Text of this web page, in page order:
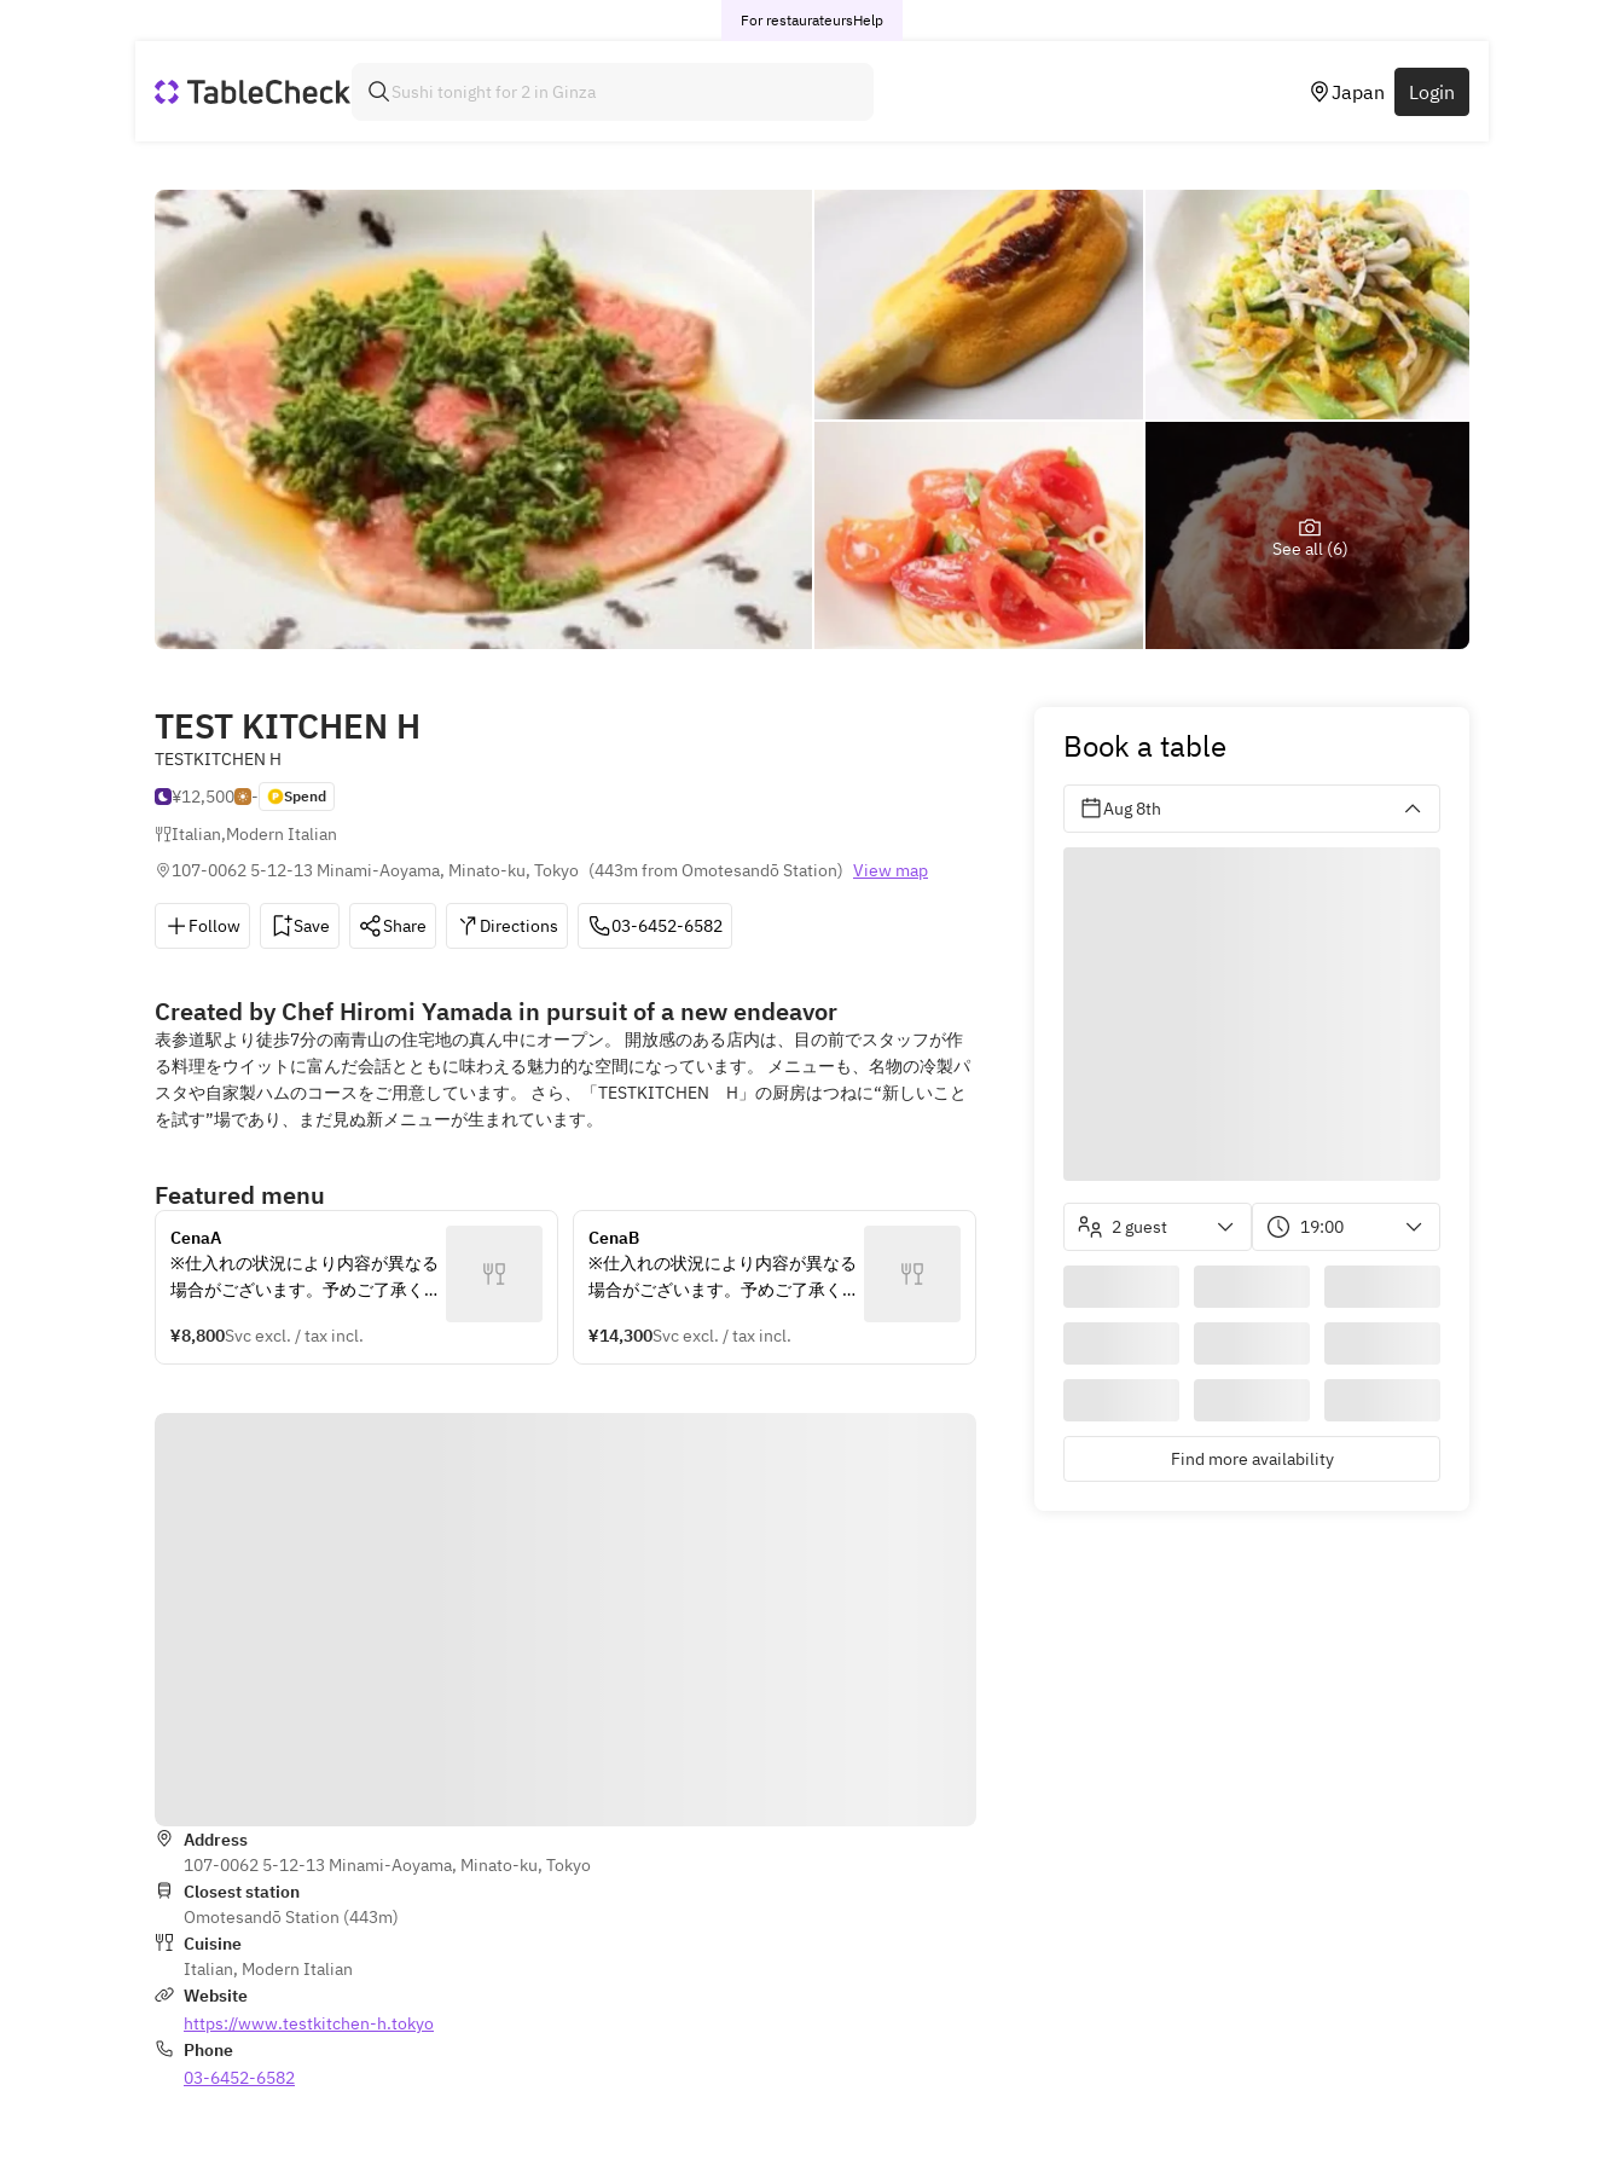
For restaurateursHelp
Japan Login
See all (6)
TEST KITCHEN H
TESTKITCHEN H
¥12,500
- Spend
Italian,Modern Italian
107-0062 5-12-13 Minami-Aoyama, Minato-ku, Tokyo (443m from Omotesandō Station) View map
Follow Save Share Directions 03-6452-6582
Created by Chef Hiromi Yamada in pursuit of a new endeavor
表参道駅より徒歩7分の南青山の住宅地の真ん中にオープン。 開放感のある店内は、目の前でスタッフが作
る料理をウイットに富んだ会話とともに味わえる魅力的な空間になっています。 メニューも、名物の冷製パ
スタや自家製ハムのコースをご用意しています。 さら、「TESTKITCHEN H」の厨房はつねに“新しいこと
を試す”場であり、まだ見ぬ新メニューが生まれています。
Featured menu
CenaA
※仕入れの状況により内容が異なる
場合がございます。予めご了承くだ
※別途サービス料10%を頂戴してお
ります。
¥8,800Svc excl. / tax incl.
CenaB
※仕入れの状況により内容が異なる
場合がございます。予めご了承くだ
※別途サービス料10%を頂戴してお
ります。
¥14,300Svc excl. / tax incl.
Address
107-0062 5-12-13 Minami-Aoyama, Minato-ku, Tokyo
Closest station
Omotesandō Station (443m)
Cuisine
Italian, Modern Italian
Website
https://www.testkitchen-h.tokyo
Phone
03-6452-6582
Book a table
Aug 8th
2 guest 19:00
Find more availability